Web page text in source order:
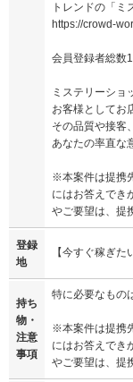
トレンドの「ミ
https://crowd-
会員登録者総数
ミステリーショ
お客様としてお
その品質や接客
あなたの率直な
※本案件は提携
にはお答えでき
やご要望は、提
登録
地
【今すぐ稼ぎ
持ち
物・
注意
事項
特に必要なもの
※本案件は提携
にはお答えでき
やご要望は、提